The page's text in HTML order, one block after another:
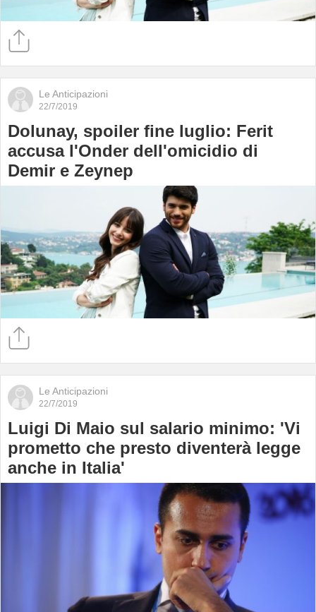
Le Anticipazioni
22/7/2019
Dolunay, spoiler fine luglio: Ferit
accusa l'Onder dell'omicidio di
Demir e Zeynep
Le Anticipazioni
22/7/2019
Luigi Di Maio sul salario minimo: 'Vi
prometto che presto diventerà legge
anche in Italia'